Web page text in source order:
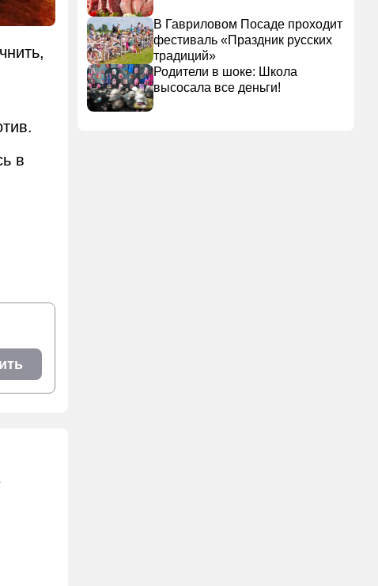
в
В Гавриловом Посаде проходит
фестиваль «Праздник русских
традиций»
Родители в шоке: Школа
высосала все деньги!